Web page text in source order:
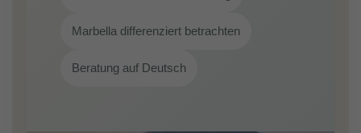
Marbella differenziert betrachten
Beratung auf Deutsch